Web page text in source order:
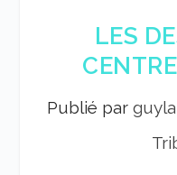
LES
Publié par